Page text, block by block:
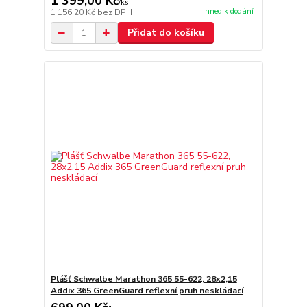
/ks
1 156,20 Kč bez DPH Ihned k dodání
Přidat do košíku
Plášť Schwalbe Marathon 365 55-622, 28x2,15
Addix 365 GreenGuard reflexní pruh neskládací